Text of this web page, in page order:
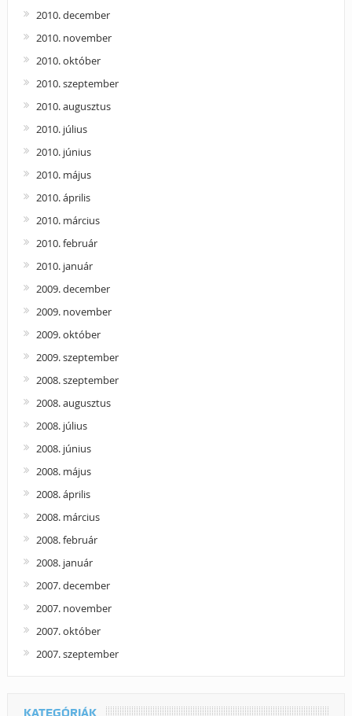
2010. december
2010. november
2010. október
2010. szeptember
2010. augusztus
2010. július
2010. június
2010. május
2010. április
2010. március
2010. február
2010. január
2009. december
2009. november
2009. október
2009. szeptember
2008. szeptember
2008. augusztus
2008. július
2008. június
2008. május
2008. április
2008. március
2008. február
2008. január
2007. december
2007. november
2007. október
2007. szeptember
KATEGÓRIÁK